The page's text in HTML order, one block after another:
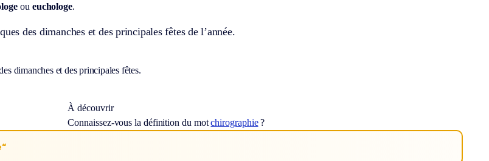
ou euchologe.
des dimanches et des principales fêtes de l’année.
dimanches et des principales fêtes.
À découvrir
Connaissez-vous la définition du motchirographie?